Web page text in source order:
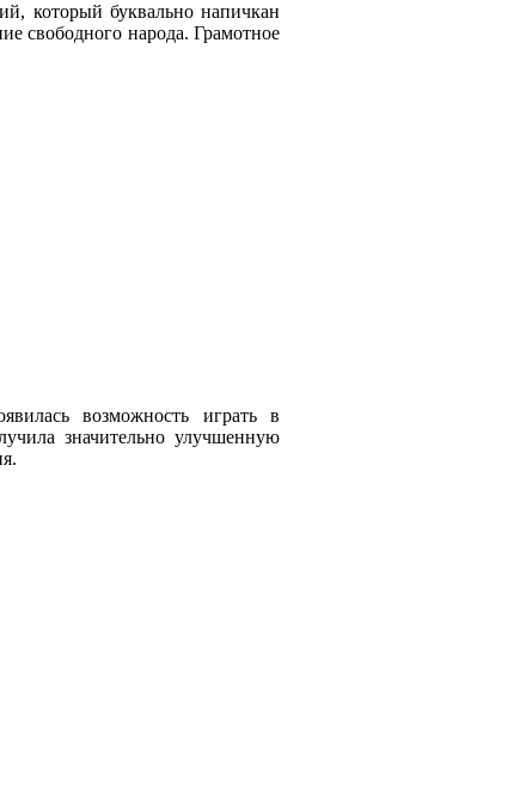
который буквально напичкан
свободного народа. Грамотное
возможность играть в
значительно улучшенную